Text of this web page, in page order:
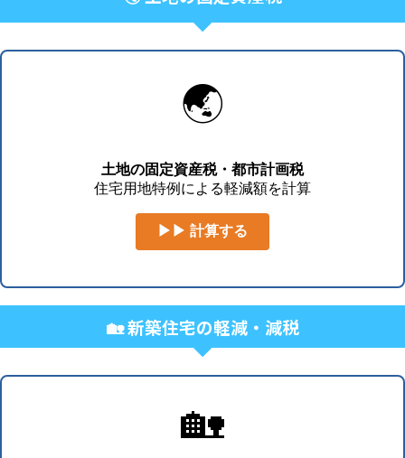
🌏
土地の固定資産税・都市計画税
住宅用地特例による軽減額を計算
▶▶ 計算する
🏡 新築住宅の軽減・減税
🏡